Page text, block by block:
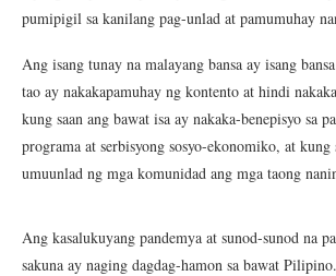
pumipigil sa kanilang pag-unlad at pamumuhay
Ang isang tunay na malayang bansa ay isang
tao ay nakakapamuhay ng kontento at hindi
kung saan ang bawat isa ay nakaka-benepisyo sa
programa at serbisyong sosyo-ekonomiko, at kung
umuunlad ng mga komunidad ang mga taong
Ang kasalukuyang pandemya at sunod-sunod na
sakuna ay naging dagdag-hamon sa bawat